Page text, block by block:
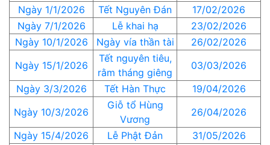
Ngày 1/1/2026
Tết Nguyên Đán
17/02/2026
Ngày 7/1/2026
Lễ khai hạ
23/02/2026
Ngày 10/1/2026
Ngày vía thần tài
26/02/2026
Ngày 15/1/2026
Tết nguyên tiêu,
rằm tháng giêng
03/03/2026
Ngày 3/3/2026
Tết Hàn Thực
19/04/2026
Ngày 10/3/2026
Giỗ tổ Hùng
Vương
26/04/2026
Ngày 15/4/2026
Lễ Phật Đản
31/05/2026